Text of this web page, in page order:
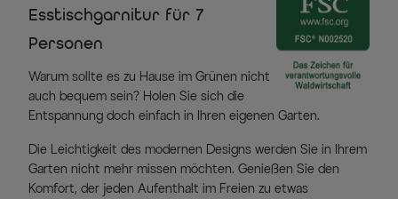
Esstischgarnitur für 7
Personen
Warum sollte es zu Hause im Grünen nicht
auch bequem sein? Holen Sie sich die
Entspannung doch einfach in Ihren eigenen Garten.
Die Leichtigkeit des modernen Designs werden Sie in Ihrem
Garten nicht mehr missen möchten. Genießen Sie den
Komfort, der jeden Aufenthalt im Freien zu etwas